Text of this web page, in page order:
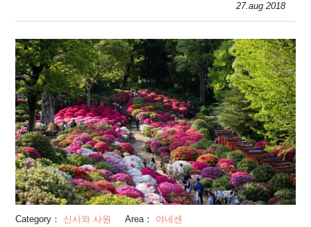
27.aug 2018
Category： 신사와 사원 Area： 야네센